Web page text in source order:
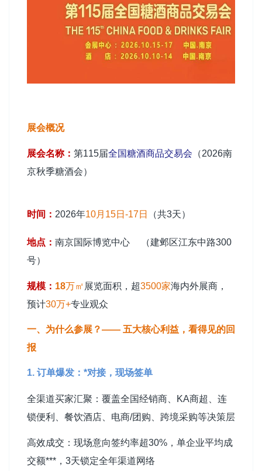
展会概况
展会名称： 第115届全国糖酒商品交易会 （2026南
京秋季糖酒会）
时间： 2026年10月15日-17日 （共3天）
地点： 南京国际博览中心
（建邺区江东中路300
号）
规模： 18万㎡ 展览面积，超3500家海内外展商，
预计30万+专业观众
一、为什么参展？—— 五大核心利益，看得见的回
报
1. 订单爆发：*对接，现场签单
全渠道买家汇聚：覆盖全国经销商、KA商超、连
锁便利、餐饮酒店、电商/团购、跨境采购等决策层
高效成交：现场意向签约率超30%，单企业平均成
交额***，3天锁定全年渠道网络